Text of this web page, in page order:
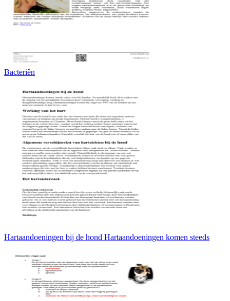
Bacteriên
Hartaandoeningen bij de hond Hartaandoeningen komen steeds